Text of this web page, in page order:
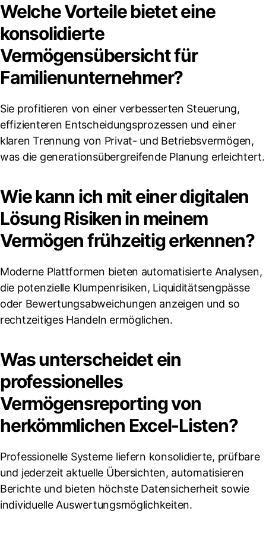
Welche Vorteile bietet eine
konsolidierte
Vermögensübersicht für
Familienunternehmer?
Sie profitieren von einer verbesserten Steuerung,
effizienteren Entscheidungsprozessen und einer
klaren Trennung von Privat- und Betriebsvermögen,
was die generationsübergreifende Planung erleichtert.
Wie kann ich mit einer digitalen
Lösung Risiken in meinem
Vermögen frühzeitig erkennen?
Moderne Plattformen bieten automatisierte Analysen,
die potenzielle Klumpenrisiken, Liquiditätsengpässe
oder Bewertungsabweichungen anzeigen und so
rechtzeitiges Handeln ermöglichen.
Was unterscheidet ein
professionelles
Vermögensreporting von
herkömmlichen Excel-Listen?
Professionelle Systeme liefern konsolidierte, prüfbare
und jederzeit aktuelle Übersichten, automatisieren
Berichte und bieten höchste Datensicherheit sowie
individuelle Auswertungsmöglichkeiten.